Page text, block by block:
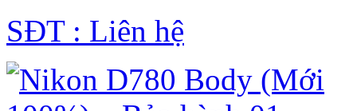
SĐT : Liên hệ